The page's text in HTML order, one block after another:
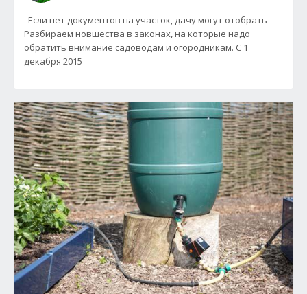
Если нет документов на участок, дачу могут отобрать
Разбираем новшества в законах, на которые надо
обратить внимание садоводам и огородникам. С 1
декабря 2015